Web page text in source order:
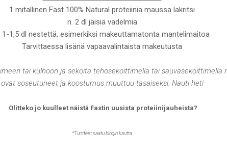
1 mitallinen Fast 100% Natural proteiinia maussa lakritsi
n. 2 dl jäisiä vadelmia
1-1,5 dl nestettä, esimerkiksi makeuttamatonta mantelimaitoa
Tarvittaessa lisänä vapaavalintaista makeutusta
tai kulhoon ja sekoita tehosekoittimella tai sauvasekoittimella
ovat soseutuneet ja koostumus muuttuu tasaiseksi. Nauti heti
Olitteko jo kuulleet näistä Fastin uusista proteiinijauheista?
*Tuotteet saatu blogin kautta